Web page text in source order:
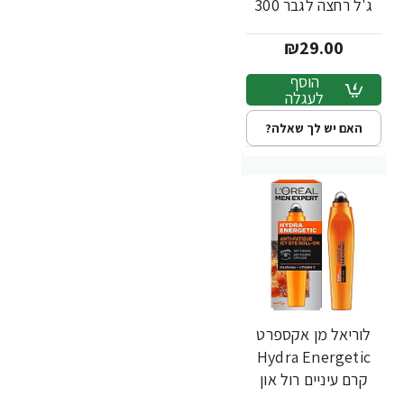
ג'ל רחצה לגבר 300
₪29.00
הוסף
לעגלה
האם יש לך שאלה?
לוריאל מן אקספרט
Hydra Energetic
קרם עיניים רול און